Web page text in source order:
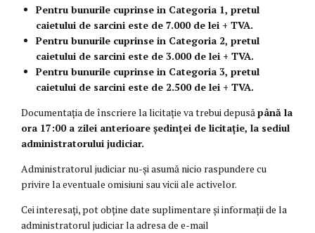
Pentru bunurile cuprinse in Categoria 1, pretul
caietului de sarcini este de 7.000 de lei + TVA.
Pentru bunurile cuprinse in Categoria 2, pretul
caietului de sarcini este de 3.000 de lei + TVA.
Pentru bunurile cuprinse in Categoria 3, pretul
caietului de sarcini este de 2.500 de lei + TVA.
Documentaţia de înscriere la licitaţie va trebui depusăpână la
ora 17:00 a zilei anterioare ședinței de licitație, la sediul
administratorului judiciar.
Administratorul judiciar nu-şi asumă nicio raspundere cu
privire la eventuale omisiuni sau vicii ale activelor.
Cei interesaţi, pot obţine date suplimentare şi informaţii de la
administratorul judiciar la adresa de e-mail